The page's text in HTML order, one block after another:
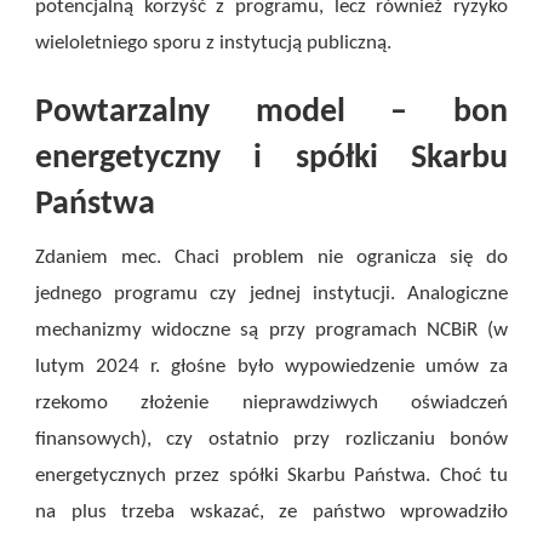
potencjalną korzyść z programu, lecz również ryzyko
wieloletniego sporu z instytucją publiczną.
Powtarzalny model – bon
energetyczny i spółki Skarbu
Państwa
Zdaniem mec. Chaci problem nie ogranicza się do
jednego programu czy jednej instytucji. Analogiczne
mechanizmy widoczne są przy programach NCBiR (w
lutym 2024 r. głośne było wypowiedzenie umów za
rzekomo złożenie nieprawdziwych oświadczeń
finansowych), czy ostatnio przy rozliczaniu bonów
energetycznych przez spółki Skarbu Państwa. Choć tu
na plus trzeba wskazać, ze państwo wprowadziło